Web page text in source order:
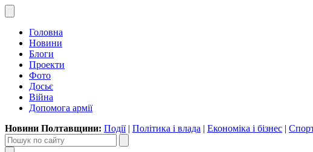
Головна
Новини
Блоги
Проекти
Фото
Досьє
Війна
Допомога армії
Новини Полтавщини: Події| Політика і влада | Економіка і бізнес |